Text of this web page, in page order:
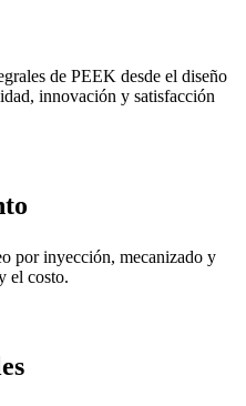
de PEEK desde el diseño
innovación y satisfacción
por inyección, mecanizado y
el costo.